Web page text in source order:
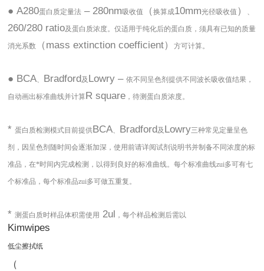
● A280蛋白质定量法 – 280nm吸收值 （换算成10mm光径吸收值 ） 、
260/280 ratio及蛋白质浓度。仅适用于纯化后的蛋白质，须具有已知的质量
消光系数 （mass extinction coefficient）方可计算。
● BCA、 Bradford及 Lowry –依不同呈色剂提供不同波长吸收值结果，
自动画出标准曲线并计算R square ，待测蛋白质浓度。
*蛋白质检测模式目前提供BCA、 Bradford及 Lowry三种常见定量呈色
剂，因呈色剂随时间会逐渐加深，使用前请详阅试剂说明书并制备不同浓度的标
准品，在*时间内完成检测，以得到良好的标准曲线。每个标准曲线zui多可有七
个标准品，每个标准品zui多可做五重复。
*测蛋白质时样品体积需使用 2ul ，每个样品检测后需以
Kimwipes
低尘擦拭纸
（